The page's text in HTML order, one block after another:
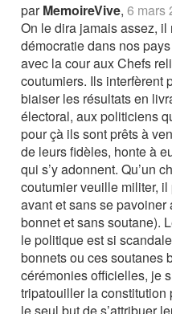
parMemoireVive,6 mars
On le dira jamais assez, il
démocratie dans nos
avec la cour aux Chefs
coutumiers. Ils interfèrent
biaiser les résultats en
électoral, aux politiciens
pour çà ils sont prêts à
de leurs fidèles, honte à
qui s’y adonnent. Qu’un
coutumier veuille militer,
avant et sans se
bonnet et sans soutane).
le politique est si
bonnets ou ces soutanes
cérémonies officielles, je
tripatouiller la